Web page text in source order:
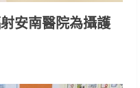
安南醫院為攝護